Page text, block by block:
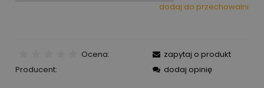
dodaj do przechowalni
Ocena:
Producent:
zapytaj o produkt
dodaj opinię